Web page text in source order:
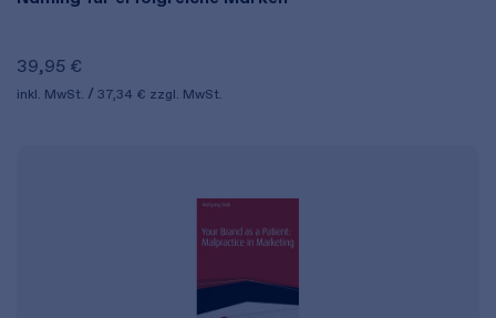
39,95 €
inkl. MwSt. 37,34 € zzgl. MwSt.